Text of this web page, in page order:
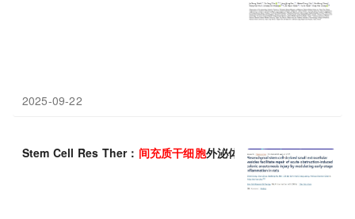
2025-09-22
Stem Cell Res Ther： 间充质干细胞外泌体调控早期炎症，改善